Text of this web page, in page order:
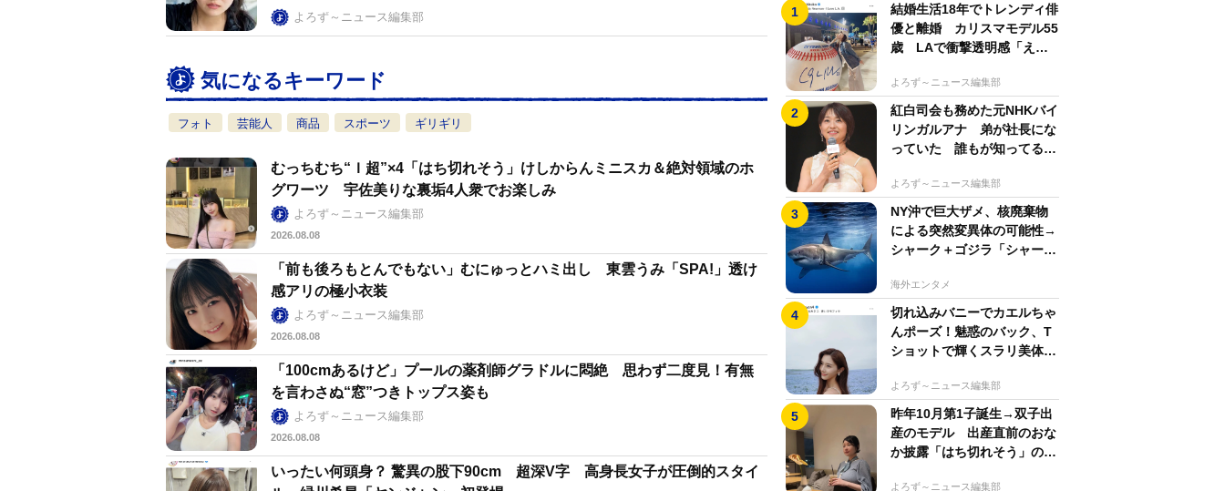
よろず～ニュース編集部
気になるキーワード
フォト 芸能人 商品 スポーツ ギリギリ
むっちむち“Ｉ超”×4「はち切れそう」けしからんミニスカ＆絶対領域のホ
グワーツ 宇佐美りな裏垢4人衆でお楽しみ
よろず～ニュース編集部
2026.08.08
「前も後ろもとんでもない」むにゅっとハミ出し 東雲うみ「SPA!」透け
感アリの極小衣装
よろず～ニュース編集部
2026.08.08
「100cmあるけど」プールの薬剤師グラドルに悶絶 思わず二度見！有無
を言わさぬ“窓”つきトップス姿も
よろず～ニュース編集部
2026.08.08
いったい何頭身？ 驚異の股下90cm 超深V字 高身長女子が圧倒的スタイ
結婚生活18年でトレンディ俳
優と離婚 カリスマモデル55
歳 LAで衝撃透明感「えっ
よろず～ニュース編集部
紅白司会も務めた元NHKバイ
リンガルアナ 弟が社長にな
っていた 誰もが知ってる有
よろず～ニュース編集部
NY沖で巨大ザメ、核廃棄物
による突然変異体の可能性→
シャーク＋ゴジラ「シャーク
海外エンタメ
切れ込みバニーでカエルちゃ
んポーズ！魅惑のバック、T
ショットで輝くスラリ美体
よろず～ニュース編集部
昨年10月第1子誕生→双子出
産のモデル 出産直前のおな
か披露「はち切れそう」の
よろず～ニュース編集部